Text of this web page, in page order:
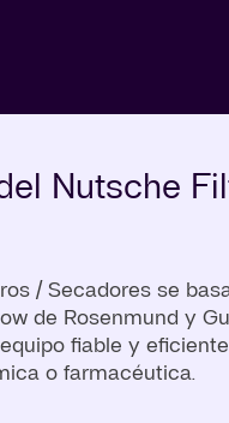
Nutsche
/ Secadores se
de Rosenmund y
fiable y
o farmacéutica.